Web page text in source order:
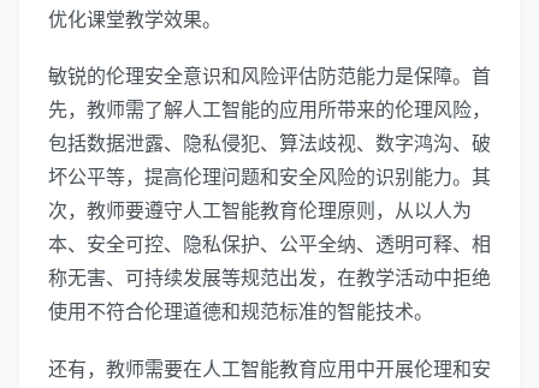
优化课堂教学效果。
敏锐的伦理安全意识和风险评估防范能力是保障。首
先，教师需了解人工智能的应用所带来的伦理风险，
包括数据泄露、隐私侵犯、算法歧视、数字鸿沟、破
坏公平等，提高伦理问题和安全风险的识别能力。其
次，教师要遵守人工智能教育伦理原则，从以人为
本、安全可控、隐私保护、公平全纳、透明可释、相
称无害、可持续发展等规范出发，在教学活动中拒绝
使用不符合伦理道德和规范标准的智能技术。
还有，教师需要在人工智能教育应用中开展伦理和安